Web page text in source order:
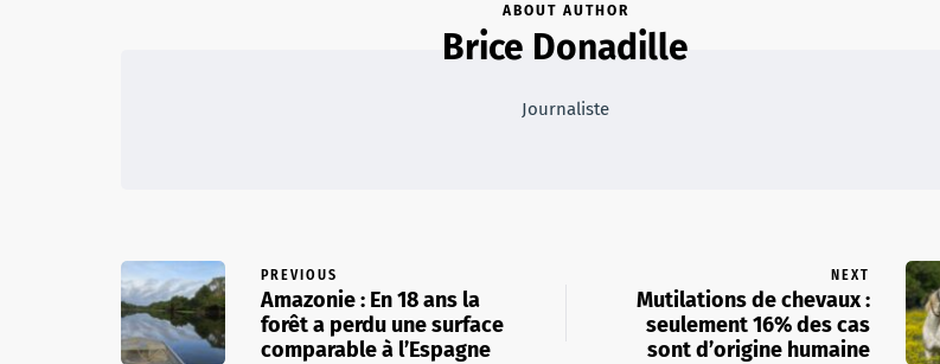
ABOUT AUTHOR
Brice Donadille
Journaliste
PREVIOUS
Amazonie : En 18 ans la
forêt a perdu une surface
comparable à l’Espagne
NEXT
Mutilations de chevaux :
seulement 16% des cas
sont d’origine humaine